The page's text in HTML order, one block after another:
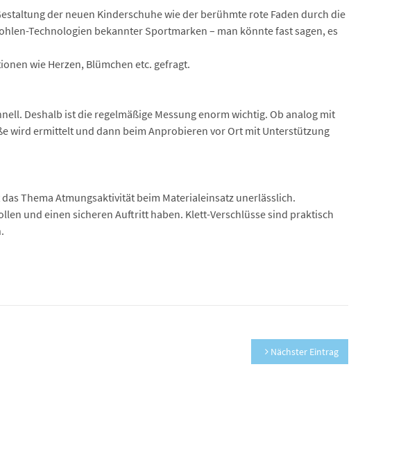
der neuen Kinderschuhe wie der berühmte rote Faden durch die
Technologien bekannter Sportmarken – man könnte fast sagen, es
wie Herzen, Blümchen etc. gefragt.
Deshalb ist die regelmäßige Messung enorm wichtig. Ob analog mit
wird ermittelt und dann beim Anprobieren vor Ort mit Unterstützung
Thema Atmungsaktivität beim Materialeinsatz unerlässlich.
und einen sicheren Auftritt haben. Klett-Verschlüsse sind praktisch
Nächster Eintrag